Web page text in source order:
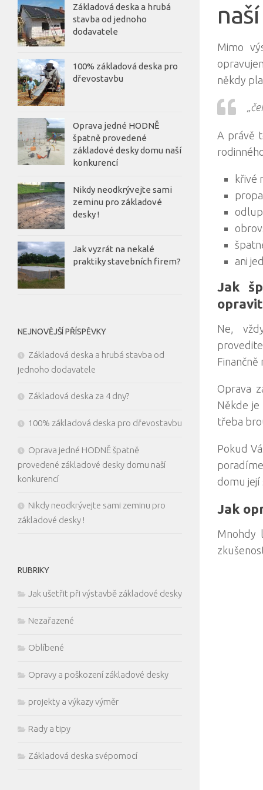
Mimo
někdy
A právě
křivé
ani
Jak
Ne,
Oprava
Někde
třeba
Pokud
domu její
Jak
Mnohdy
Základová deska a hrubá
stavba od jednoho
dodavatele
100% základová deska pro
dřevostavbu
Oprava jedné HODNĚ
špatně provedené
základové desky domu naší
konkurencí
Nikdy neodkrývejte sami
zeminu pro základové
desky !
Jak vyzrát na nekalé
praktiky stavebních firem?
NEJNOVĚJŠÍ PŘÍSPĚVKY
Základová deska a hrubá stavba od
jednoho dodavatele
Základová deska za 4 dny?
100% základová deska pro dřevostavbu
Oprava jedné HODNĚ špatně
provedené základové desky domu naší
konkurencí
Nikdy neodkrývejte sami zeminu pro
základové desky !
RUBRIKY
Jak ušetřit při výstavbě základové desky
Nezařazené
Oblíbené
Opravy a poškození základové desky
projekty a výkazy výměr
Rady a tipy
Základová deska svépomocí